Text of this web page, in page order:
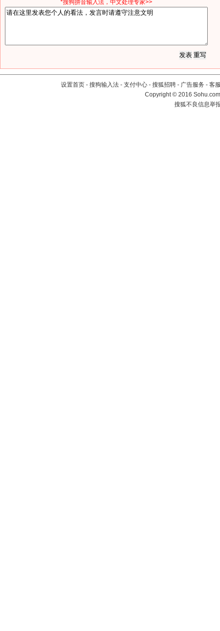
*搜狗拼音输入法，中文处理专家>>
设置首页 - 搜狗输入法 - 支付中心 - 搜狐招聘 - 广告服务 - 客
Copyright©2016
搜狐不良信息举